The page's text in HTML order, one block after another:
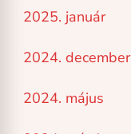
2025. január
2024. december
2024. május